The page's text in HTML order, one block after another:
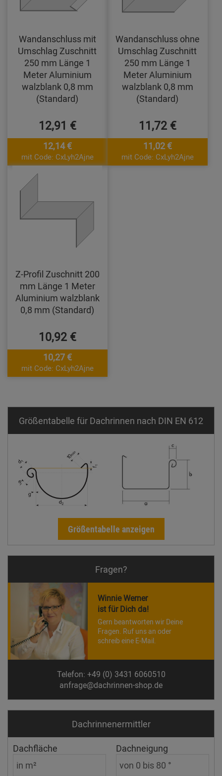
Wandanschluss mit
Umschlag Zuschnitt
250 mm Länge 1
Meter Aluminium
walzblank 0,8 mm
(Standard)
12,91 €
12,14 €
mit Code: CxLyh2Ajne
Wandanschluss ohne
Umschlag Zuschnitt
250 mm Länge 1
Meter Aluminium
walzblank 0,8 mm
(Standard)
11,72 €
11,02 €
mit Code: CxLyh2Ajne
Z-Profil Zuschnitt 200
mm Länge 1 Meter
Aluminium walzblank
0,8 mm (Standard)
10,92 €
10,27 €
mit Code: CxLyh2Ajne
Größentabelle für Dachrinnen nach DIN EN 612
Größentabelle anzeigen
Fragen?
Winnie Werner
ist für Dich da!
Gern beantworten wir Deine
Fragen. Ruf uns an oder
schreib eine E-Mail.
Telefon: +49 (0) 3431 6060510
anfrage@dachrinnen-shop.de
Dachrinnen­ermittler
Dachfläche Dachneigung